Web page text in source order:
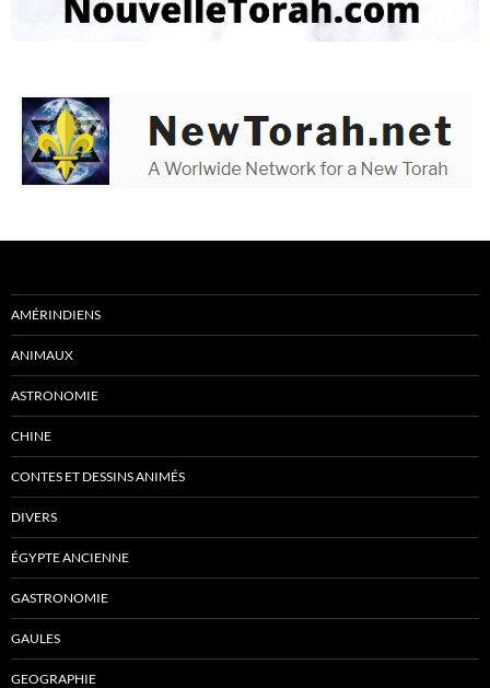
AMÉRINDIENS
ANIMAUX
ASTRONOMIE
CHINE
CONTES ET DESSINS ANIMÉS
DIVERS
ÉGYPTE ANCIENNE
GASTRONOMIE
GAULES
GEOGRAPHIE